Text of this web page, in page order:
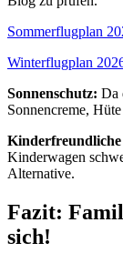
Sommerflugplan
Winterflugplan
Sonnenschutz: Da
Sonnencreme,
Kinderwagen
Alternative.
Fazit:
sich!